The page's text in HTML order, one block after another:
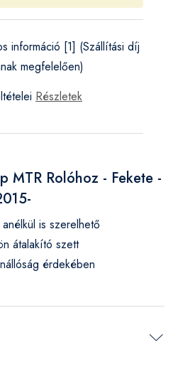
információ [1] (Szállítási díj
megfelelően)
Részletek
MTR Rolóhoz - Fekete -
is szerelhető
átalakító szett
érdekében